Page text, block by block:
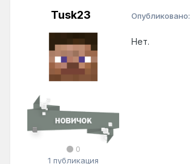
Tusk23
0
1 публикация
Опубликовано:
Нет.